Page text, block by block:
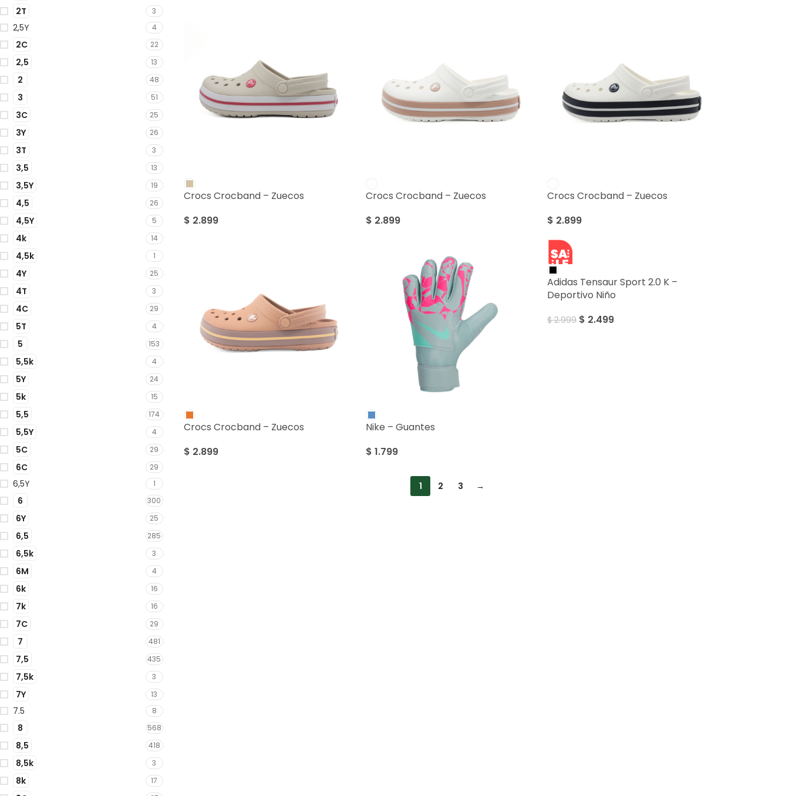
2T 3
2,5Y 4
2C 22
2,5 13
2 48
3 51
3C 25
3Y 26
3T 3
3,5 13
3,5Y 19
4,5 26
4,5Y 5
4k 14
4,5k 1
4Y 25
4T 3
4C 29
5T 4
5 153
5,5k 4
5Y 24
5k 15
5,5 174
5,5Y 4
5C 29
6C 29
6,5Y 1
6 300
6Y 25
6,5 285
6,5k 3
6M 4
6k 16
7k 16
7C 29
7 481
7,5 435
7,5k 3
7Y 13
7.5 8
8 568
8,5 418
8,5k 3
8k 17
Crocs Crocband – Zuecos
$ 2.899
Crocs Crocband – Zuecos
$ 2.899
Crocs Crocband – Zuecos
$ 2.899
Crocs Crocband – Zuecos
$ 2.899
Nike – Guantes
$ 1.799
SALE
Adidas Tensaur Sport 2.0 K –
Deportivo Niño
$2.999 $ 2.499
1 2 3 →